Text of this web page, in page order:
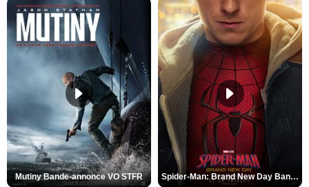
Mutiny Bande-annonce VO STFR Spider-Man: Brand New Day Bande-annonce VO STFR